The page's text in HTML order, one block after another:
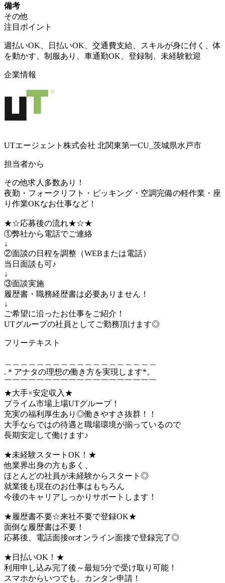
備考
その他
注目ポイント
週払いOK、日払いOK、交通費支給、スキルが身に付く、体
を動かす、制服あり、車通勤OK、登録制、未経験歓迎
企業情報
UTエージェント株式会社 北関東第一CU_茨城県水戸市
担当者から
その他求人多数あり！
夜勤・フォークリフト・ピッキング・空調完備の軽作業・座
り作業OKなお仕事など！
★☆応募後の流れ★☆★
①弊社から電話でご連絡
↓
②面談の日程を調整（WEBまたは電話）
当日面談も可♪
↓
③面談実施
履歴書・職務経歴書は必要ありません！
↓
ご希望に沿ったお仕事をご紹介！
UTグループの社員としてご勤務頂けます◎
フリーテキスト
.＊アナタの理想の働き方を実現します*。
￣￣￣￣￣￣￣￣￣￣￣￣￣￣￣￣￣￣￣
★大手×安定収入★
プライム市場上場UTグループ！
充実の福利厚生あり◎働きやすさ抜群！！
大手ならではの待遇と職場環境が揃っているので
長期安定して働けます♪
★未経験スタートOK！★
他業界出身の方も多く、
ほとんどの社員が未経験からスタート◎
就業後も現在のお仕事はもちろん
今後のキャリアしっかりサポートします！
★履歴書不要☆来社不要で登録OK★
面倒な履歴書は不要！
応募後、電話面接orオンライン面接で登録完了◎
★日払いOK！★
利用申し込み完了後～最短5分で受け取り可能！
スマホからいつでも、カンタン申請！